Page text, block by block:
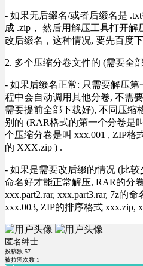
- 如果无后缀名/或者后缀名是
成 .zip， 然后用解压工具打开
改后缀名，这种情况, 要先百度
2. 多个压缩分卷文件的 (需要全
- 如果后缀名正常: 只需要解压
程中会自动调用其他分卷, 不需
需要提前全部下载好), 不同压缩
别的 (RAR格式的第一个分卷是
个压缩分卷是叫 xxx.001 , ZIP格
的 XXX.zip ) .
- 如果是需要改后缀的情况 (比
命名好才能正常解压, RAR的分
xxx.part2.rar, xxx.part3.rar, 7z的
xxx.003, ZIP的排序格式 xxx.zip,
匿名绅士
投稿数 57
被拉黑次数 1